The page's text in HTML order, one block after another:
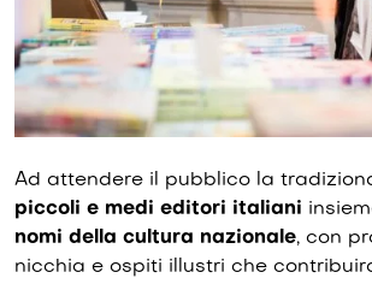
Ad attendere il pubblico la
piccoli e medi editori italiani
nomi della cultura nazionale, con
nicchia e ospiti illustri che